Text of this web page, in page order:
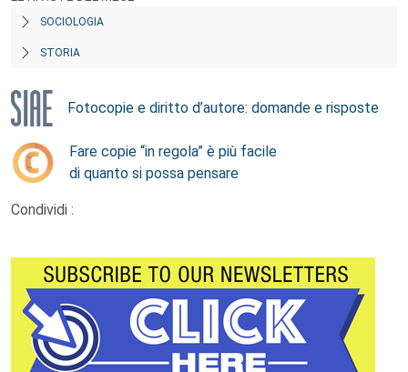
SOCIOLOGIA
STORIA
Fotocopie e diritto d’autore: domande e risposte
Fare copie “in regola” è più facile
di quanto si possa pensare
Condividi :